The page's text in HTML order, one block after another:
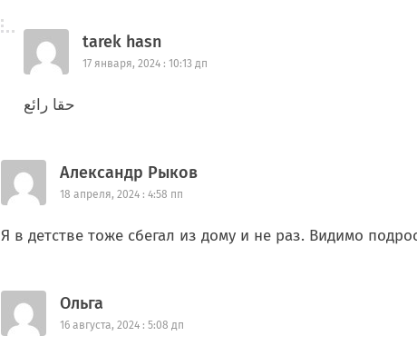
tarek hasn
17 января, 2024 : 10:13 дп
حقا رائع
Александр Рыков
18 апреля, 2024 : 4:58 пп
Я в детстве тоже сбегал из дому и не раз. Видимо
Ольга
16 августа, 2024 : 5:08 дп